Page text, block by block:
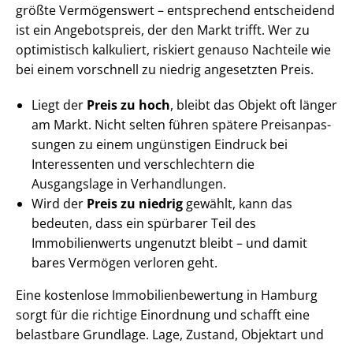
größte Vermögenswert – entsprechend entscheidend
ist ein Angebotspreis, der den Markt trifft. Wer zu
optimistisch kalkuliert, riskiert genauso Nachteile wie
bei einem vorschnell zu niedrig angesetzten Preis.
Liegt der Preis zu hoch, bleibt das Objekt oft länger
am Markt. Nicht selten führen spätere Preis­an­pas­
sun­gen zu einem ungünstigen Eindruck bei
Interessenten und verschlechtern die
Ausgangslage in Verhandlungen.
Wird der Preis zu niedrig gewählt, kann das
bedeuten, dass ein spürbarer Teil des
Immobilienwerts ungenutzt bleibt – und damit
bares Vermögen verloren geht.
Eine kostenlose Im­mo­bi­li­en­be­wer­tung in Hamburg
sorgt für die richtige Einordnung und schafft eine
belastbare Grundlage. Lage, Zustand, Objektart und